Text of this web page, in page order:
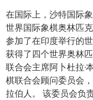
在国际上，沙特国际
世界国际象棋奥林匹
参加了在印度举行的
获得了四个世界奥林
联合会主席阿卜杜拉·
棋联合会顾问委员会
拉伯人。 该委员会负